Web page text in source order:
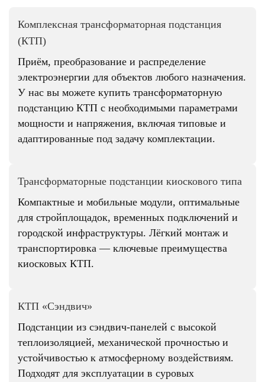
Комплексная трансформаторная подстанция
(КТП)
Приём, преобразование и распределение
электроэнергии для объектов любого назначения.
У нас вы можете купить трансформаторную
подстанцию КТП с необходимыми параметрами
мощности и напряжения, включая типовые и
адаптированные под задачу комплектации.
Трансформаторные подстанции киоскового типа
Компактные и мобильные модули, оптимальные
для стройплощадок, временных подключений и
городской инфраструктуры. Лёгкий монтаж и
транспортировка — ключевые преимущества
киосковых КТП.
КТП «Сэндвич»
Подстанции из сэндвич-панелей с высокой
теплоизоляцией, механической прочностью и
устойчивостью к атмосферному воздействиям.
Подходят для эксплуатации в суровых